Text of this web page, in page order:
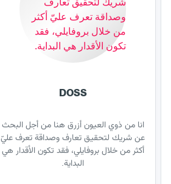
DOSS
انا من ذوي العيون أزرق هنا من أجل البحث
عن شريك لتحقيق تعارف وصداقة تعرف عليّ
أكثر من خلال بروفايلي، فقد تكون الأقدار هي
البداية.